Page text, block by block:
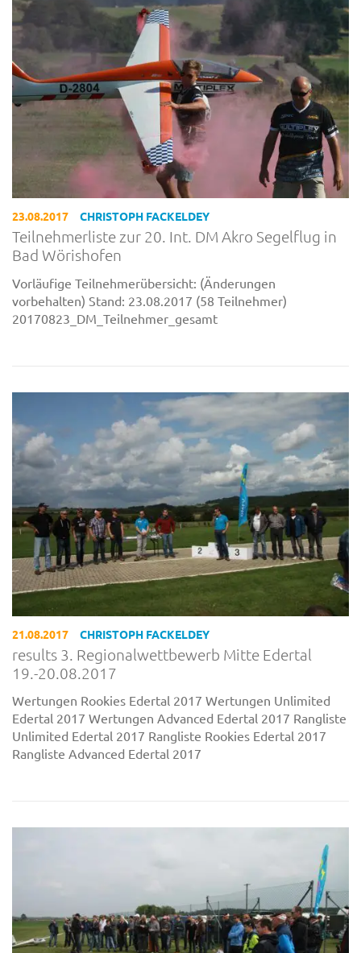
23.08.2017 CHRISTOPH FACKELDEY
Teilnehmerliste zur 20. Int. DM Akro Segelflug in
Bad Wörishofen
Vorläufige Teilnehmerübersicht: (Änderungen
vorbehalten) Stand: 23.08.2017 (58 Teilnehmer)
20170823_DM_Teilnehmer_gesamt
21.08.2017 CHRISTOPH FACKELDEY
results 3. Regionalwettbewerb Mitte Edertal
19.-20.08.2017
Wertungen Rookies Edertal 2017 Wertungen Unlimited
Edertal 2017 Wertungen Advanced Edertal 2017 Rangliste
Unlimited Edertal 2017 Rangliste Rookies Edertal 2017
Rangliste Advanced Edertal 2017